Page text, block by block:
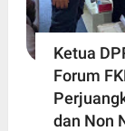
Ketua
Forum
dan Non